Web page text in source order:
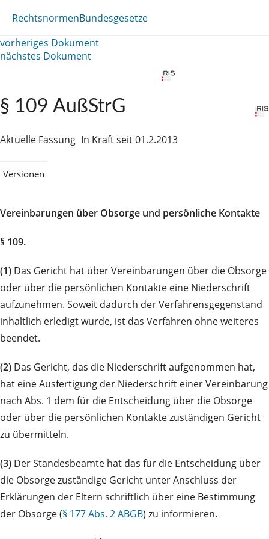
RechtsnormenBundesgesetze
vorheriges Dokument
nächstes Dokument
§ 109 AußStrG
Aktuelle Fassung In Kraft seit 01.2.2013
Versionen
Vereinbarungen über Obsorge und persönliche Kontakte
§ 109.
(1) Das Gericht hat über Vereinbarungen über die Obsorge
oder über die persönlichen Kontakte eine Niederschrift
aufzunehmen. Soweit dadurch der Verfahrensgegenstand
inhaltlich erledigt wurde, ist das Verfahren ohne weiteres
beendet.
(2) Das Gericht, das die Niederschrift aufgenommen hat,
hat eine Ausfertigung der Niederschrift einer Vereinbarung
nach Abs. 1 dem für die Entscheidung über die Obsorge
oder über die persönlichen Kontakte zuständigen Gericht
zu übermitteln.
(3) Der Standesbeamte hat das für die Entscheidung über
die Obsorge zuständige Gericht unter Anschluss der
Erklärungen der Eltern schriftlich über eine Bestimmung
der Obsorge (§ 177 Abs. 2 ABGB) zu informieren.